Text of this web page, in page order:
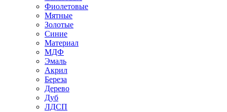
Фиолетовые
Мятные
Золотые
Синие
Материал
МДФ
Эмаль
Акрил
Береза
Дерево
Дуб
ЛДСП